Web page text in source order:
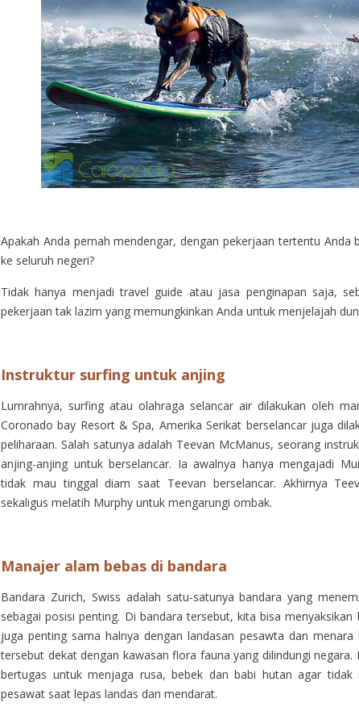
Apakah Anda pernah mendengar, dengan pekerjaan tertentu Anda
ke seluruh negeri?
Tidak hanya menjadi travel guide atau jasa penginapan saja,
pekerjaan tak lazim yang memungkinkan Anda untuk menjelajah
Instruktur surfing untuk anjing
Lumrahnya, surfing atau olahraga selancar air dilakukan oleh
Coronado bay Resort & Spa, Amerika Serikat berselancar juga
peliharaan. Salah satunya adalah Teevan McManus, seorang
anjing-anjing untuk berselancar. Ia awalnya hanya mengajadi
tidak mau tinggal diam saat Teevan berselancar. Akhirnya
sekaligus melatih Murphy untuk mengarungi ombak.
Manajer alam bebas di bandara
Bandara Zurich, Swiss adalah satu-satunya bandara yang
sebagai posisi penting. Di bandara tersebut, kita bisa menyaksikan
juga penting sama halnya dengan landasan pesawta dan menara
tersebut dekat dengan kawasan flora fauna yang dilindungi
bertugas untuk menjaga rusa, bebek dan babi hutan agar tidak
pesawat saat lepas landas dan mendarat.